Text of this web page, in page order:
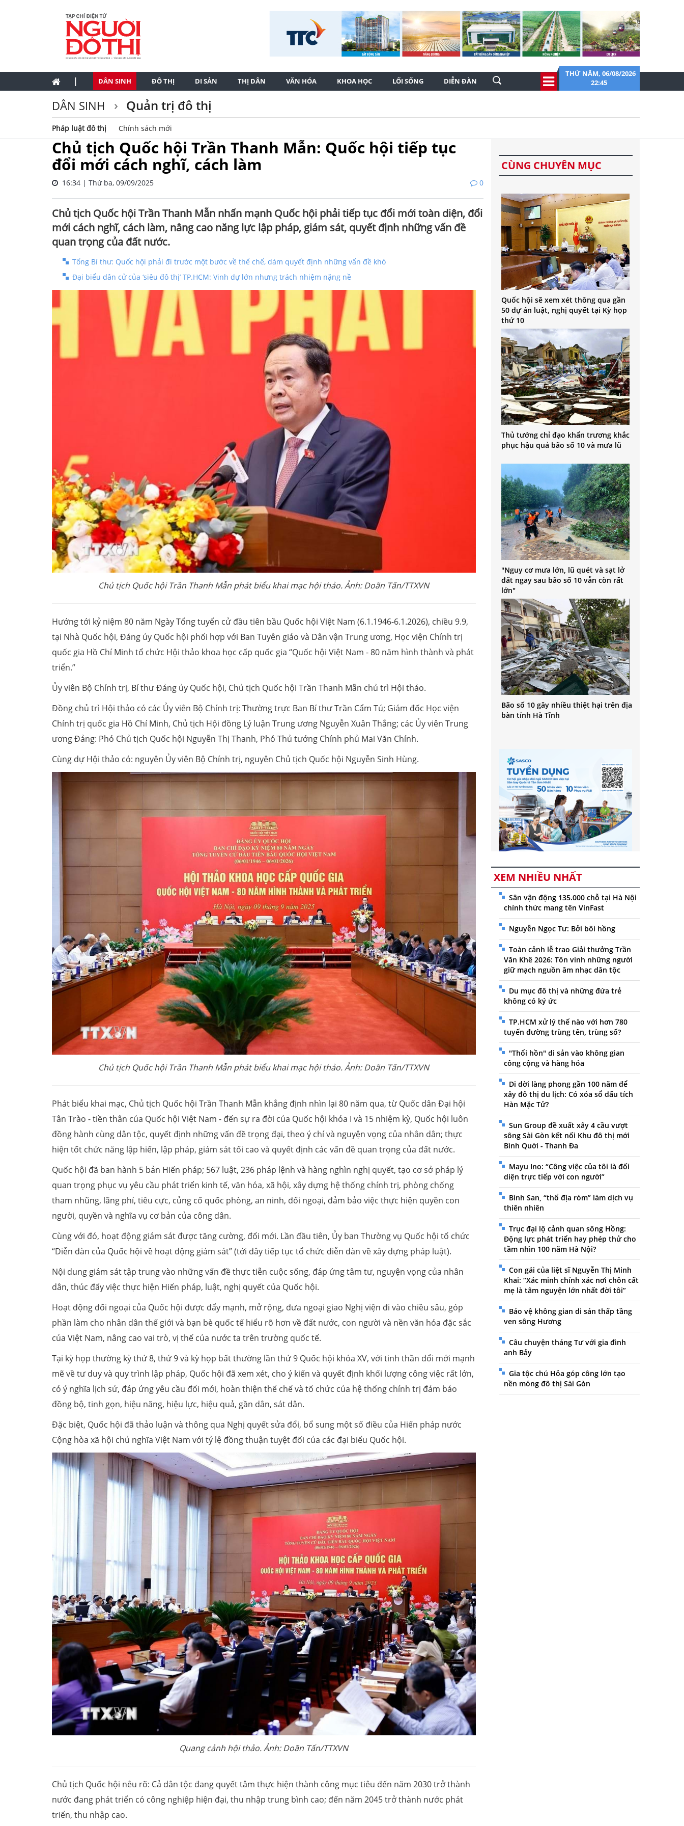
| DÂN SINH ĐÔ THỊ DI SẢN THỊ DÂN VĂN HÓA KHOA HỌC LỐI SỐNG DIỄN ĐÀN
THỨ NĂM, 06/08/2026
22:45
DÂN SINH Quản trị đô thị
Pháp luật đô thị Chính sách mới
Chủ tịch Quốc hội Trần Thanh Mẫn: Quốc hội tiếp tục
đổi mới cách nghĩ, cách làm
16:34 | Thứ ba, 09/09/2025 0
Chủ tịch Quốc hội Trần Thanh Mẫn nhấn mạnh Quốc hội phải tiếp tục đổi mới toàn diện, đổi
mới cách nghĩ, cách làm, nâng cao năng lực lập pháp, giám sát, quyết định những vấn đề
quan trọng của đất nước.
Tổng Bí thư: Quốc hội phải đi trước một bước về thể chế, dám quyết định những vấn đề khó
Đại biểu dân cử của ‘siêu đô thị’ TP.HCM: Vinh dự lớn nhưng trách nhiệm nặng nề
Chủ tịch Quốc hội Trần Thanh Mẫn phát biểu khai mạc hội thảo. Ảnh: Doãn Tấn/TTXVN
Hướng tới kỷ niệm 80 năm Ngày Tổng tuyển cử đầu tiên bầu Quốc hội Việt Nam (6.1.1946-6.1.2026), chiều 9.9,
tại Nhà Quốc hội, Đảng ủy Quốc hội phối hợp với Ban Tuyên giáo và Dân vận Trung ương, Học viện Chính trị
quốc gia Hồ Chí Minh tổ chức Hội thảo khoa học cấp quốc gia “Quốc hội Việt Nam - 80 năm hình thành và phát
triển.”
Ủy viên Bộ Chính trị, Bí thư Đảng ủy Quốc hội, Chủ tịch Quốc hội Trần Thanh Mẫn chủ trì Hội thảo.
Đồng chủ trì Hội thảo có các Ủy viên Bộ Chính trị: Thường trực Ban Bí thư Trần Cẩm Tú; Giám đốc Học viện
Chính trị quốc gia Hồ Chí Minh, Chủ tịch Hội đồng Lý luận Trung ương Nguyễn Xuân Thắng; các Ủy viên Trung
ương Đảng: Phó Chủ tịch Quốc hội Nguyễn Thị Thanh, Phó Thủ tướng Chính phủ Mai Văn Chính.
Cùng dự Hội thảo có: nguyên Ủy viên Bộ Chính trị, nguyên Chủ tịch Quốc hội Nguyễn Sinh Hùng.
Chủ tịch Quốc hội Trần Thanh Mẫn phát biểu khai mạc hội thảo. Ảnh: Doãn Tấn/TTXVN
Phát biểu khai mạc, Chủ tịch Quốc hội Trần Thanh Mẫn khẳng định nhìn lại 80 năm qua, từ Quốc dân Đại hội
Tân Trào - tiền thân của Quốc hội Việt Nam - đến sự ra đời của Quốc hội khóa I và 15 nhiệm kỳ, Quốc hội luôn
đồng hành cùng dân tộc, quyết định những vấn đề trọng đại, theo ý chí và nguyện vọng của nhân dân; thực
hiện tốt chức năng lập hiến, lập pháp, giám sát tối cao và quyết định các vấn đề quan trọng của đất nước.
Quốc hội đã ban hành 5 bản Hiến pháp; 567 luật, 236 pháp lệnh và hàng nghìn nghị quyết, tạo cơ sở pháp lý
quan trọng phục vụ yêu cầu phát triển kinh tế, văn hóa, xã hội, xây dựng hệ thống chính trị, phòng chống
tham nhũng, lãng phí, tiêu cực, củng cố quốc phòng, an ninh, đối ngoại, đảm bảo việc thực hiện quyền con
người, quyền và nghĩa vụ cơ bản của công dân.
Cùng với đó, hoạt động giám sát được tăng cường, đổi mới. Lần đầu tiên, Ủy ban Thường vụ Quốc hội tổ chức
“Diễn đàn của Quốc hội về hoạt động giám sát” (tới đây tiếp tục tổ chức diễn đàn về xây dựng pháp luật).
Nội dung giám sát tập trung vào những vấn đề thực tiễn cuộc sống, đáp ứng tâm tư, nguyện vọng của nhân
dân, thúc đẩy việc thực hiện Hiến pháp, luật, nghị quyết của Quốc hội.
Hoạt động đối ngoại của Quốc hội được đẩy mạnh, mở rộng, đưa ngoại giao Nghị viện đi vào chiều sâu, góp
phần làm cho nhân dân thế giới và bạn bè quốc tế hiểu rõ hơn về đất nước, con người và nền văn hóa đặc sắc
của Việt Nam, nâng cao vai trò, vị thế của nước ta trên trường quốc tế.
Tại kỳ họp thường kỳ thứ 8, thứ 9 và kỳ họp bất thường lần thứ 9 Quốc hội khóa XV, với tinh thần đổi mới mạnh
mẽ về tư duy và quy trình lập pháp, Quốc hội đã xem xét, cho ý kiến và quyết định khối lượng công việc rất lớn,
có ý nghĩa lịch sử, đáp ứng yêu cầu đổi mới, hoàn thiện thể chế và tổ chức của hệ thống chính trị đảm bảo
đồng bộ, tinh gọn, hiệu năng, hiệu lực, hiệu quả, gần dân, sát dân.
Đặc biệt, Quốc hội đã thảo luận và thông qua Nghị quyết sửa đổi, bổ sung một số điều của Hiến pháp nước
Cộng hòa xã hội chủ nghĩa Việt Nam với tỷ lệ đồng thuận tuyệt đối của các đại biểu Quốc hội.
Quang cảnh hội thảo. Ảnh: Doãn Tấn/TTXVN
Chủ tịch Quốc hội nêu rõ: Cả dân tộc đang quyết tâm thực hiện thành công mục tiêu đến năm 2030 trở thành
nước đang phát triển có công nghiệp hiện đại, thu nhập trung bình cao; đến năm 2045 trở thành nước phát
triển, thu nhập cao.
CÙNG CHUYÊN MỤC
Quốc hội sẽ xem xét thông qua gần
50 dự án luật, nghị quyết tại Kỳ họp
thứ 10
Thủ tướng chỉ đạo khẩn trương khắc
phục hậu quả bão số 10 và mưa lũ
"Nguy cơ mưa lớn, lũ quét và sạt lở
đất ngay sau bão số 10 vẫn còn rất
lớn"
Bão số 10 gây nhiều thiệt hại trên địa
bàn tỉnh Hà Tĩnh
XEM NHIỀU NHẤT
Sân vận động 135.000 chỗ tại Hà Nội
chính thức mang tên VinFast
Nguyễn Ngọc Tư: Bởi bôi hồng
Toàn cảnh lễ trao Giải thưởng Trần
Văn Khê 2026: Tôn vinh những người
giữ mạch nguồn âm nhạc dân tộc
Du mục đô thị và những đứa trẻ
không có ký ức
TP.HCM xử lý thế nào với hơn 780
tuyến đường trùng tên, trùng số?
"Thổi hồn" di sản vào không gian
công cộng và hàng hóa
Di dời làng phong gần 100 năm để
xây đô thị du lịch: Có xóa sổ dấu tích
Hàn Mặc Tử?
Sun Group đề xuất xây 4 cầu vượt
sông Sài Gòn kết nối Khu đô thị mới
Bình Quới - Thanh Đa
Mayu Ino: “Công việc của tôi là đối
diện trực tiếp với con người”
Bình San, “thổ địa ròm” làm dịch vụ
thiên nhiên
Trục đại lộ cảnh quan sông Hồng:
Động lực phát triển hay phép thử cho
tầm nhìn 100 năm Hà Nội?
Con gái của liệt sĩ Nguyễn Thị Minh
Khai: “Xác minh chính xác nơi chôn cất
mẹ là tâm nguyện lớn nhất đời tôi”
Bảo vệ không gian di sản thấp tầng
ven sông Hương
Câu chuyện tháng Tư với gia đình
anh Bảy
Gia tộc chú Hỏa góp công lớn tạo
nền móng đô thị Sài Gòn